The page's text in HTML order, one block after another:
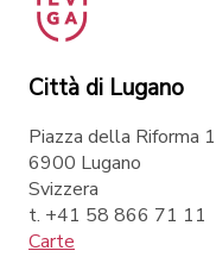
Città di Lugano
Piazza della Riforma 1
6900 Lugano
Svizzera
t. +41 58 866 71 11
Carte